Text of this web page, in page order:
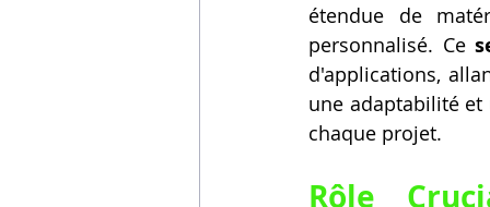
étendue de
personnalisé. Ce
d'applications,
une adaptabilité
chaque projet.
Rôle